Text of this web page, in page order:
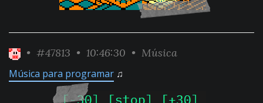
• #47813 • 10:46:30 • Música
Música para programar ♫